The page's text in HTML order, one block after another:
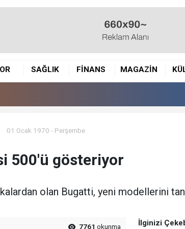
SAĞLIK FİNANS MAGAZİN
01 Ocak 1970 - Perşembe
500'ü gösteriyor
olan Bugatti, yeni modellerini
7761 okunma İlginizi